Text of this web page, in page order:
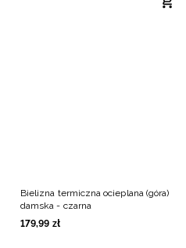
Bielizna termiczna ocieplana (góra)
damska - czarna
179,99 zł